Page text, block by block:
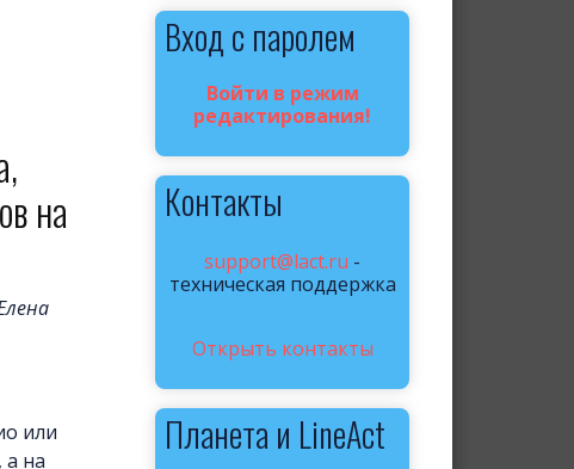
на
или
на
Вход с паролем
Войти в режим
редактирования!
Контакты
support@lact.ru -
техническая поддержка
Открыть контакты
Планета и LineAct